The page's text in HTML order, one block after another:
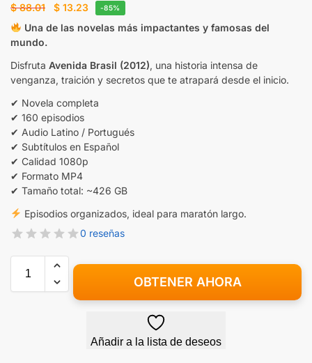
$88.01 $ 13.23 -85%
Una de las novelas más impactantes y famosas del
mundo.
Disfruta Avenida Brasil (2012), una historia intensa de
venganza, traición y secretos que te atrapará desde el inicio.
✔ Novela completa
✔ 160 episodios
✔ Audio Latino / Portugués
✔ Subtítulos en Español
✔ Calidad 1080p
✔ Formato MP4
✔ Tamaño total: ~426 GB
Episodios organizados, ideal para maratón largo.
0 reseñas
OBTENER AHORA
Añadir a la lista de deseos